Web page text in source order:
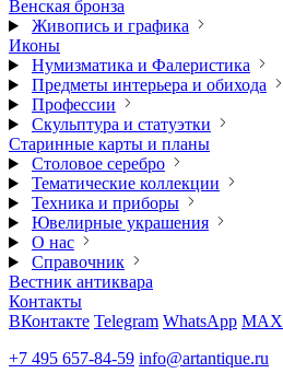
Венская бронза
Живопись и графика
Иконы
Нумизматика и Фалеристика
Предметы интерьера и обихода
Профессии
Скульптура и статуэтки
Старинные карты и планы
Столовое серебро
Тематические коллекции
Техника и приборы
Ювелирные украшения
О нас
Справочник
Вестник антиквара
Контакты
ВКонтакте Telegram WhatsApp MAX
+7 495 657-84-59 info@artantique.ru